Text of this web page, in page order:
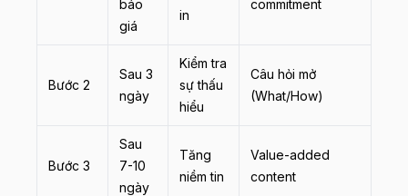
báo
giá
in
commitment
Bước 2
Sau 3
ngày
Kiểm tra
sự thấu
hiểu
Câu hỏi mở
(What/How)
Bước 3
Sau
7-10
ngày
Tăng
niềm tin
Value-added
content